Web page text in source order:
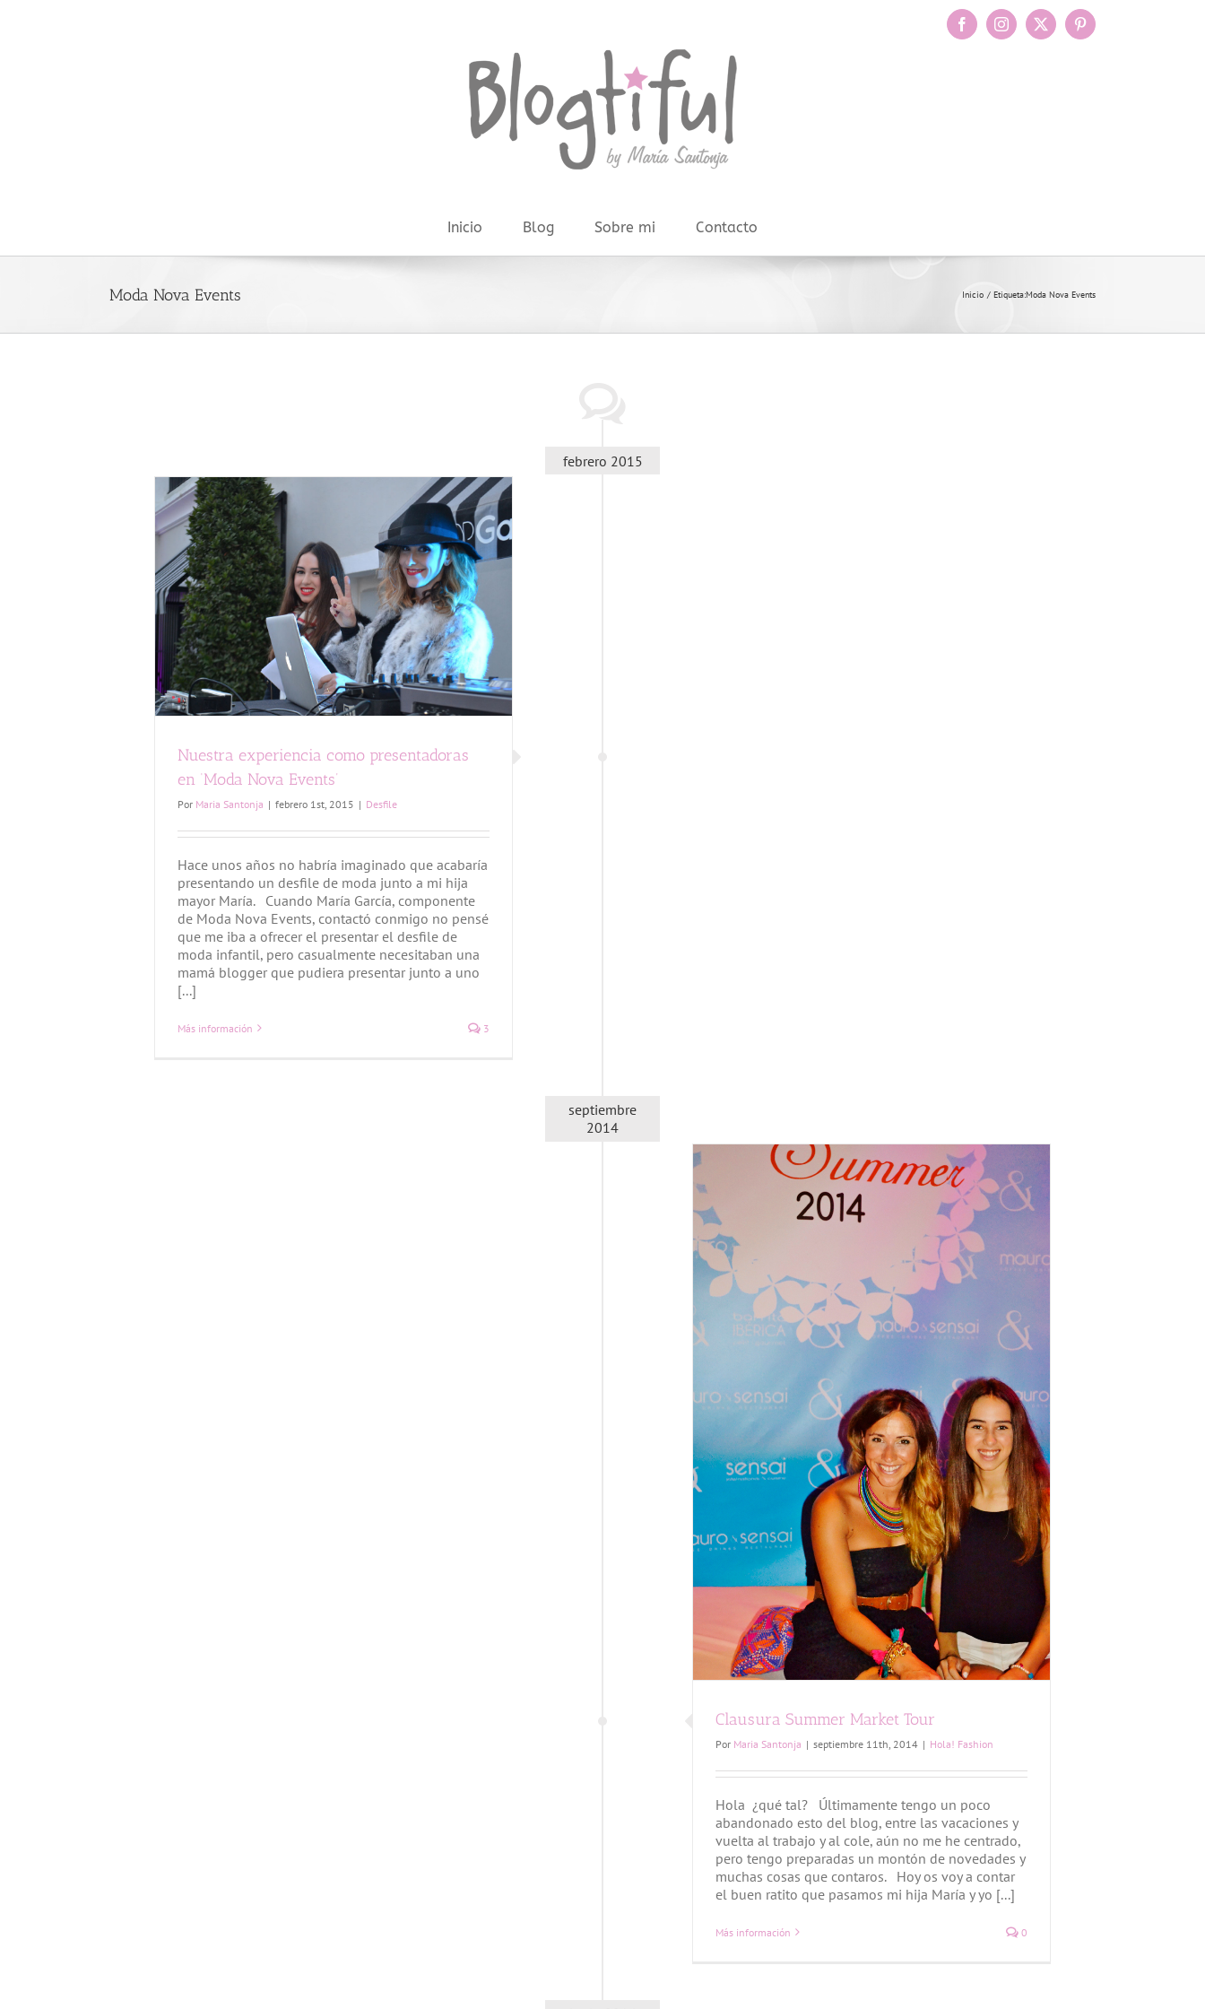
FacebookInstagram
X Pinterest
Inicio Blog Sobre mi Contacto
Moda Nova Events Inicio Etiqueta:Moda Nova Events
febrero 2015
Nuestra experiencia como presentadoras
en ‘Moda Nova Events’
Por Maria Santonja | febrero 1st, 2015 | Desfile
Hace unos años no habría imaginado que acabaría
presentando un desfile de moda junto a mi hija
mayor María. Cuando María García, componente
de Moda Nova Events, contactó conmigo no pensé
que me iba a ofrecer el presentar el desfile de
moda infantil, pero casualmente necesitaban una
mamá blogger que pudiera presentar junto a uno
[...]
Más información 3
septiembre
2014
Clausura Summer Market Tour
Por Maria Santonja | septiembre 11th, 2014 | Hola! Fashion
Hola ¿qué tal? Últimamente tengo un poco
abandonado esto del blog, entre las vacaciones y
vuelta al trabajo y al cole, aún no me he centrado,
pero tengo preparadas un montón de novedades y
muchas cosas que contaros. Hoy os voy a contar
el buen ratito que pasamos mi hija María y yo [...]
Más información 0